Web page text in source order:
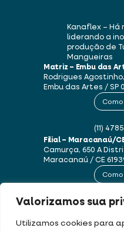
Valorizamos sua
Utilizamos cookies para
Kanaflex – Há
liderando a
produção de
Mangueiras
Matriz – Embu das
Rodrigues
Embu das Artes / SP
(11)
Filial – Maracanaú/
Camurça, 650 A
Maracanaú / CE
(85)